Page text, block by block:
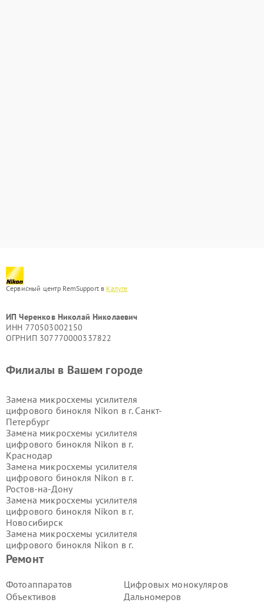
Сервисный центр RemSupport в Калуге
ИП Черенков Николай Николаевич
ИНН 770503002150
ОГРНИП 307770000337822
Ремонт
Фотоаппаратов
Объективов
Цифровых монокуляров
Дальномеров
Филиалы в Вашем городе
Замена микросхемы усилителя
цифрового бинокля Nikon в г. Санкт-
Петербург
Замена микросхемы усилителя
цифрового бинокля Nikon в г.
Краснодар
Замена микросхемы усилителя
цифрового бинокля Nikon в г.
Ростов-на-Дону
Замена микросхемы усилителя
цифрового бинокля Nikon в г.
Новосибирск
Замена микросхемы усилителя
цифрового бинокля Nikon в г.
Екатеринбург
цифрового бинокля Nikon в г.
Казань
Замена микросхемы усилителя
цифрового бинокля Nikon в г.